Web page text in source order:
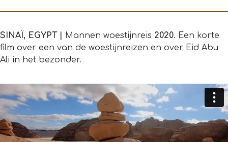
SINAÏ, EGYPT | Mannen woestijnreis 2020. Een korte
film over een van de woestijnreizen en over Eid Abu
Ali in het bezonder.